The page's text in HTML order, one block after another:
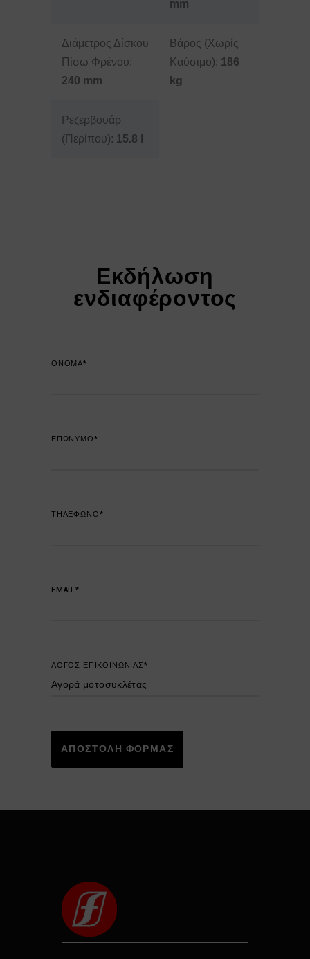
mm
Διάμετρος Δίσκου
Πίσω Φρένου:
240 mm
Βάρος (Χωρίς
Καύσιμο): 186
kg
Ρεζερβουάρ
(Περίπου): 15.8 l
Εκδήλωση
ενδιαφέροντος
ΟΝΟΜΑ*
ΕΠΩΝΥΜΟ*
ΤΗΛΕΦΩΝΟ*
EMAIL*
ΛΟΓΟΣ ΕΠΙΚΟΙΝΩΝΙΑΣ*
ΑΠΟΣΤΟΛΗ ΦΟΡΜΑΣ